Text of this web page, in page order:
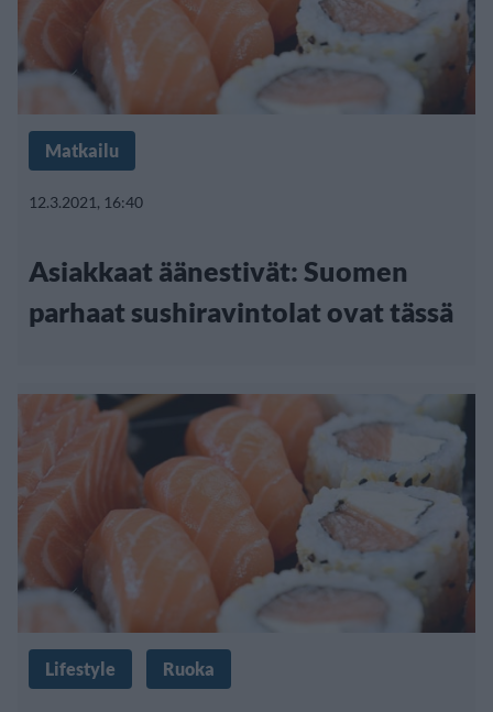
Matkailu
12.3.2021, 16:40
Asiakkaat äänestivät: Suomen
parhaat sushiravintolat ovat tässä
Lifestyle Ruoka